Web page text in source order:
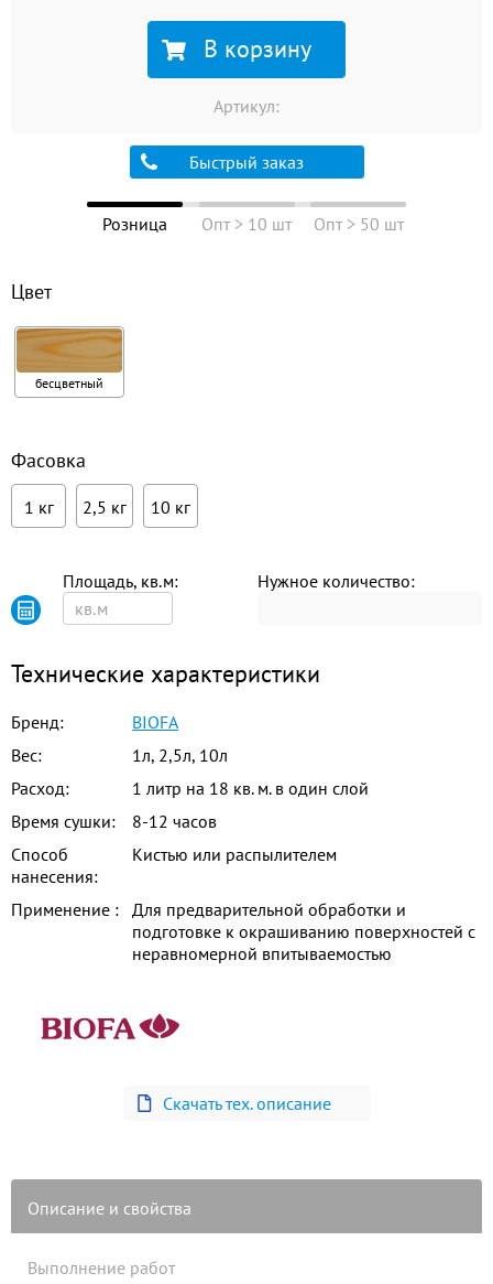
В корзину
Артикул:
Быстрый заказ
Розница Опт > 10 шт Опт > 50 шт
Цвет
бесцветный
Фасовка
1 кг 2,5 кг 10 кг
Площадь, кв.м: Нужное количество:
Технические характеристики
Скачать тех. описание
Бренд:
BIOFA
Вес:
1л, 2,5л, 10л
Расход:
1 литр на 18 кв. м. в один слой
Время сушки:
8-12 часов
Способ
нанесения:
Кистью или распылителем
Применение :
Для предварительной обработки и
подготовке к окрашиванию поверхностей с
неравномерной впитываемостью
Описание и свойства
Выполнение работ